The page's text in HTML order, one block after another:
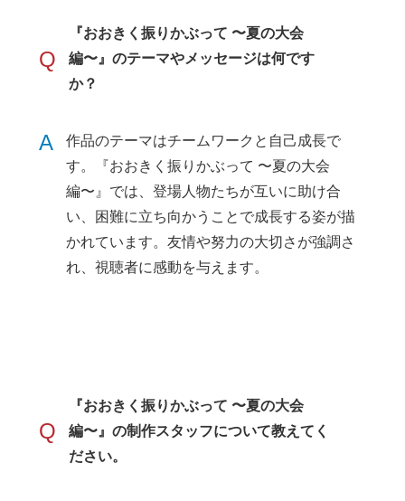
Q
『おおきく振りかぶって 〜夏の大会
編〜』のテーマやメッセージは何です
か？
A
作品のテーマはチームワークと自己成長で
す。『おおきく振りかぶって 〜夏の大会
編〜』では、登場人物たちが互いに助け合
い、困難に立ち向かうことで成長する姿が描
かれています。友情や努力の大切さが強調さ
れ、視聴者に感動を与えます。
Q
『おおきく振りかぶって 〜夏の大会
編〜』の制作スタッフについて教えてく
ださい。